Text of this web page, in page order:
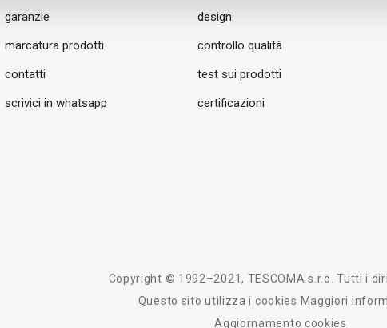
garanzie
marcatura prodotti
contatti
scrivici in whatsapp
design
controllo qualità
test sui prodotti
certificazioni
Copyright © 1992–2021, TESCOMA s.r.o. Tutti i
Questo sito utilizza i cookies Maggiori
Aggiornamento cookies